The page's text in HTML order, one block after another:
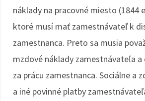
náklady na pracovné miesto (1844
ktoré musí mať zamestnávateľ k
zamestnanca. Preto sa musia
mzdové náklady zamestnávateľa
za prácu zamestnanca. Sociálne a
a iné povinné platby